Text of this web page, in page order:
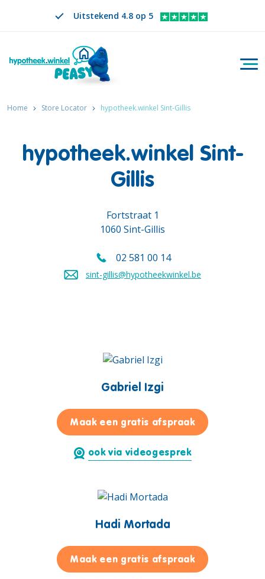
Uitstekend 4.8 op 5
Zoeken
VERANDER TAAL. GESELECTEERDE TAAL IS
NL
Home Store Locator hypotheek.winkel Sint-Gillis
hypotheek.winkel Sint-
Gillis
Fortstraat 1
1060 Sint-Gillis
Bel ons op
02 581 00 14
Stuur een mail naar
sint-gillis@hypotheekwinkel.be
Gabriel Izgi
Maak een gratis afspraakvoor Gabriel
ook via videogesprek
Hadi Mortada
Maak een gratis afspraakvoor Hadi